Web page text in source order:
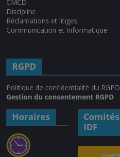
CMCD
Discipline
Réclamations et litiges
Communication et Informatique
RGPD
Politique de confidentialité du RGPD
Gestion du consentement RGPD
Horaires
Comités
IDF